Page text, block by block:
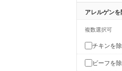
アレルゲンを
複数選択可
チキンを除
ビーフを除